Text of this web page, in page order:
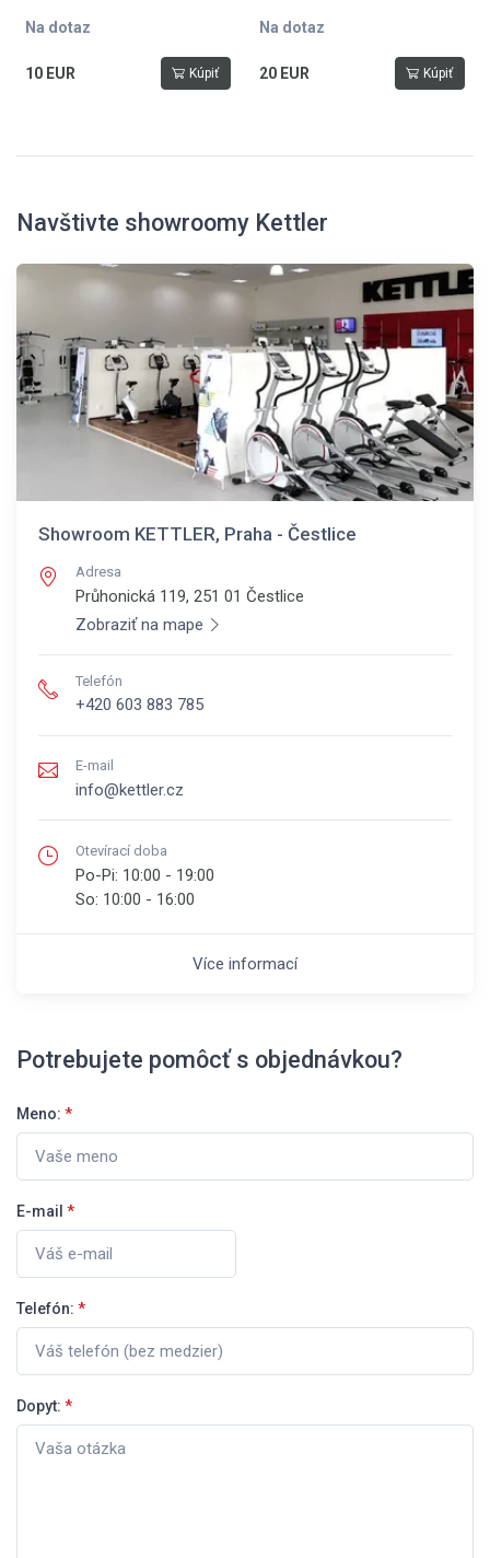
Na dotaz
10 EUR Kúpiť
Na dotaz
20 EUR Kúpiť
Navštivte showroomy Kettler
Showroom KETTLER, Praha - Čestlice
Adresa
Průhonická 119, 251 01 Čestlice
Zobraziť na mape
Telefón
+420 603 883 785
E-mail
info@kettler.cz
Otevírací doba
Po-Pi: 10:00 - 19:00
So: 10:00 - 16:00
Více informací
Potrebujete pomôcť s objednávkou?
Meno: *
E-mail *
Telefón: *
Dopyt: *